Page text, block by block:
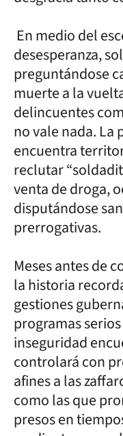
En medio del
desesperanza,
preguntándose
muerte a la
delincuentes
no vale nada. La
encuentra
reclutar
venta de droga,
disputándose
prerrogativas.
Meses antes de
la historia
gestiones
programas
inseguridad
controlará con
afines a las
como las que
presos en